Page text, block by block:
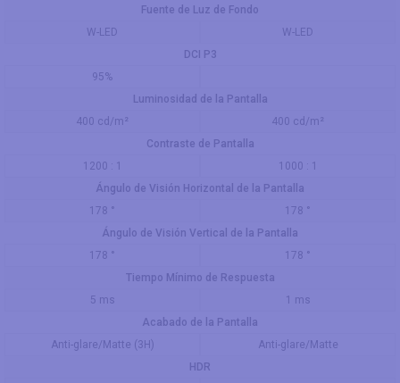
Fuente de Luz de Fondo
W-LED
W-LED
DCI P3
95%
Luminosidad de la Pantalla
400 cd/m²
400 cd/m²
Contraste de Pantalla
1200 : 1
1000 : 1
Ángulo de Visión Horizontal de la Pantalla
178 °
178 °
Ángulo de Visión Vertical de la Pantalla
178 °
178 °
Tiempo Mínimo de Respuesta
5 ms
1 ms
Acabado de la Pantalla
Anti-glare/Matte (3H)
Anti-glare/Matte
HDR